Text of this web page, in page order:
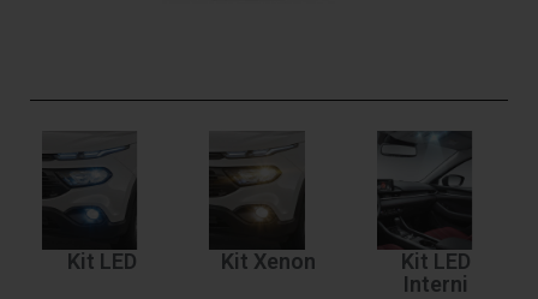
Kit LED Kit Xenon
Kit LED
Interni